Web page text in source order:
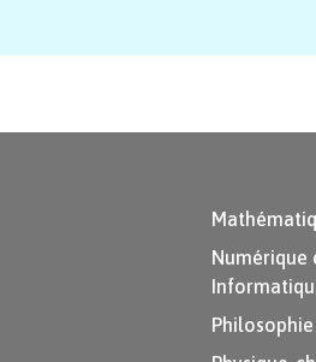
Numérique
Philosophie